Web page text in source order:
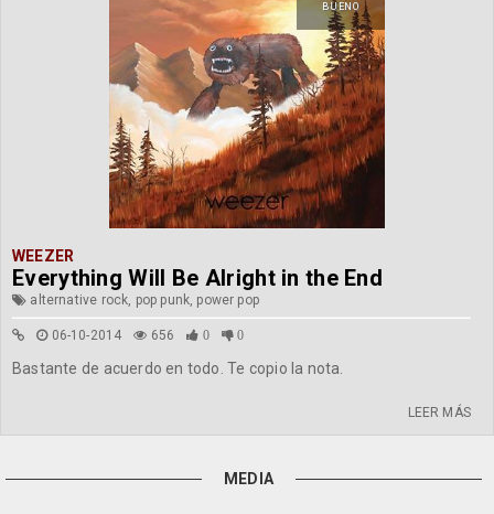
BUENO
WEEZER
Everything Will Be Alright in the End
alternative rock, pop punk, power pop
06-10-2014 656 0 0
Bastante de acuerdo en todo. Te copio la nota.
LEER MÁS
MEDIA